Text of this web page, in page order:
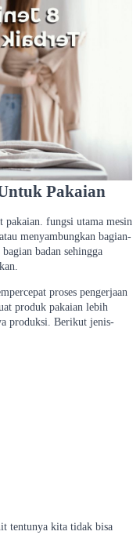
Pakaian
pakaian. fungsi utama mesin
menyambungkan bagian-
badan sehingga
proses pengerjaan
produk pakaian lebih
produksi. Berikut jenis-
tentunya kita tidak bisa